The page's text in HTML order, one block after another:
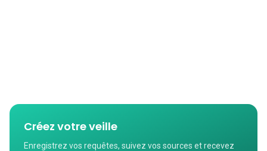
Créez votre veille
Enregistrez vos requêtes, suivez vos sources et recevez